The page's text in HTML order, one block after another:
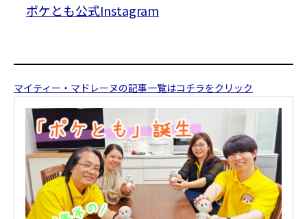
ポケとも公式Instagram
マイティー・マドレーヌの記事一覧はコチラをクリック